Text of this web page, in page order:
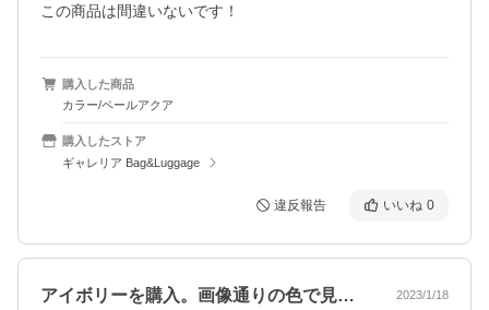
この商品は間違いないです！
購入した商品
カラー/ペールアクア
購入したストア
ギャレリア Bag&Luggage
違反報告 いいね 0
アイボリーを購入。画像通りの色で見た目… 2023/1/18